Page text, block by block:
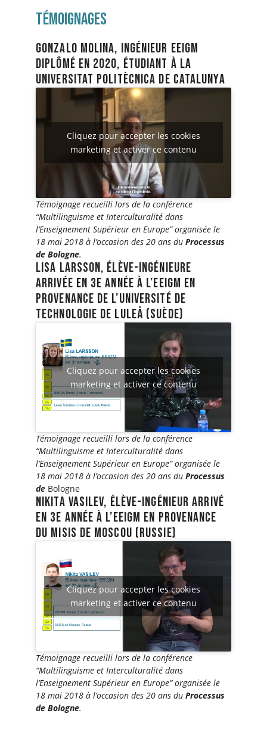
Témoignages
gonzalo molina, ingénieur eeigm
diplômé en 2020, étudiant à la
universitat politècnica de catalunya
Cliquez pour accepter les cookies
marketing et activer ce contenu
Témoignage recueilli lors de la conférence
“Multilinguisme et Interculturalité dans
l’Enseignement Supérieur en Europe” organisée le
18 mai 2018 à l’occasion des 20 ans du Processus
de Bologne.
lisa larsson, élève-ingénieure
arrivée en 3e année à l’eeigm en
provenance de l’université de
technologie de luleå (suède)
Cliquez pour accepter les cookies
marketing et activer ce contenu
Témoignage recueilli lors de la conférence
“Multilinguisme et Interculturalité dans
l’Enseignement Supérieur en Europe” organisée le
18 mai 2018 à l’occasion des 20 ans du Processus
de Bologne
nikita vasilev, élève-ingénieur arrivé
en 3e année à l’eeigm en provenance
du misis de moscou (russie)
Cliquez pour accepter les cookies
marketing et activer ce contenu
Témoignage recueilli lors de la conférence
“Multilinguisme et Interculturalité dans
l’Enseignement Supérieur en Europe” organisée le
18 mai 2018 à l’occasion des 20 ans du Processus
de Bologne.